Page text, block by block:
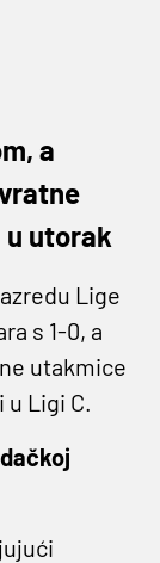
a
u utorak
Lige
s 1-0, a
utakmice
Ligi C.